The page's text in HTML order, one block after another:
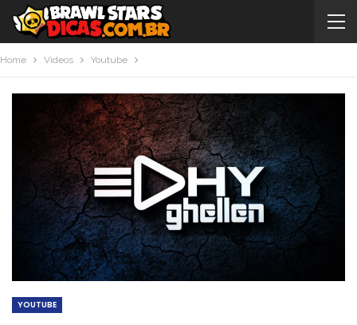
Home Videos Youtube
YOUTUBE